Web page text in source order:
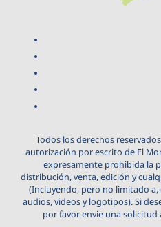
Todos los derechos
autorización por escrito de El
expresamente prohibida la
distribución, venta, edición y
(Incluyendo, pero no limitado
audios, videos y logotipos). Si
por favor envie una